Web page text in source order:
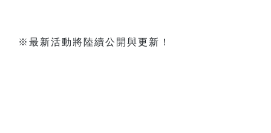
※最新活動將陸續公開與更新！